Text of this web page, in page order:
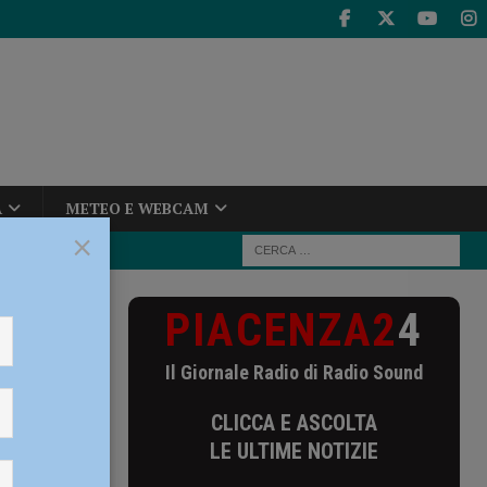
METEO E WEBCAM
espugnano
il
PIACENZA24
Il Giornale Radio di Radio Sound
CLICCA E ASCOLTA
LE ULTIME NOTIZIE
×